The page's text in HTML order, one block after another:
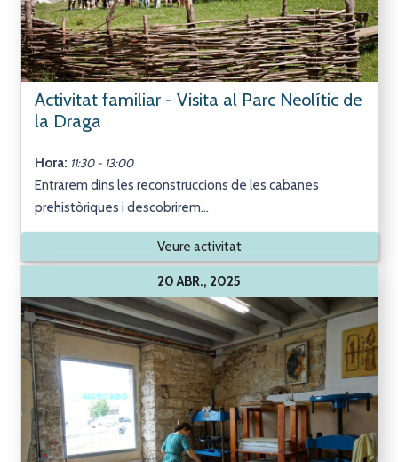
Activitat familiar - Visita al Parc Neolític de
la Draga
Hora: 11:30 - 13:00
Entrarem dins les reconstruccions de les cabanes
prehistòriques i descobrirem...
Veure activitat
20 ABR., 2025